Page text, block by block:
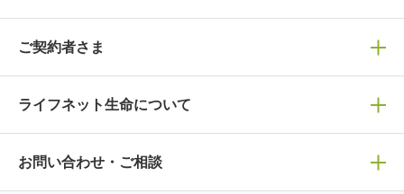
保険選びで迷っている方はチェック！
保険の基礎知識や選び方を解説！
人生のステージに必要な保険がわかる！
保険商品一覧
万が一に備える
病気や手術に備える
ご契約者さま
マイページログイン
ライフネット生命について
ライフネット生命についてトップ
お問い合わせ・ご相談